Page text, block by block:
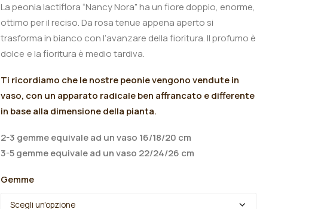
La peonia lactiflora “Nancy Nora” ha un fiore doppio, enorme,
ottimo per il reciso. Da rosa tenue appena aperto si
trasforma in bianco con l’avanzare della fioritura.Il profumo è
dolce elafioritura è medio tardiva.
Ti ricordiamo che le nostre peonie vengono vendute in
vaso, con un apparato radicale ben affrancato e differente
in base alla dimensione della pianta.
2-3 gemme equivale ad un vaso 16/18/20 cm
3-5 gemme equivale ad un vaso 22/24/26 cm
Gemme